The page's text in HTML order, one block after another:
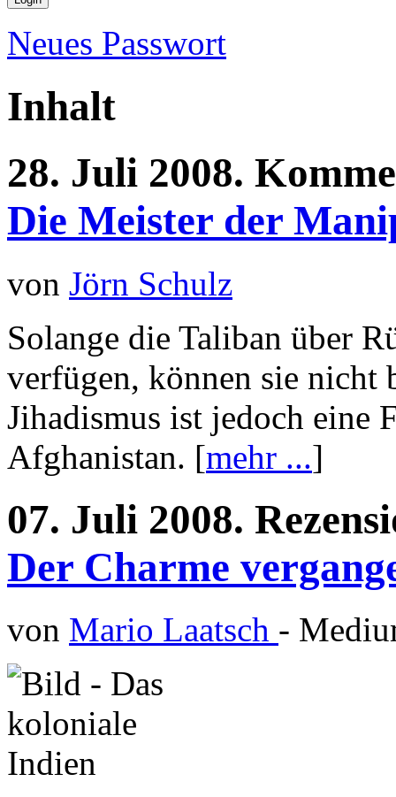
Neues Passwort
Inhalt
28. Juli 2008.
Die Meister der
von Jörn Schulz
Solange die Taliban über
verfügen, können sie nicht
Jihadismus ist jedoch eine
Afghanistan. [mehr ...]
07. Juli 2008.
Der Charme
von Mario Laatsch -